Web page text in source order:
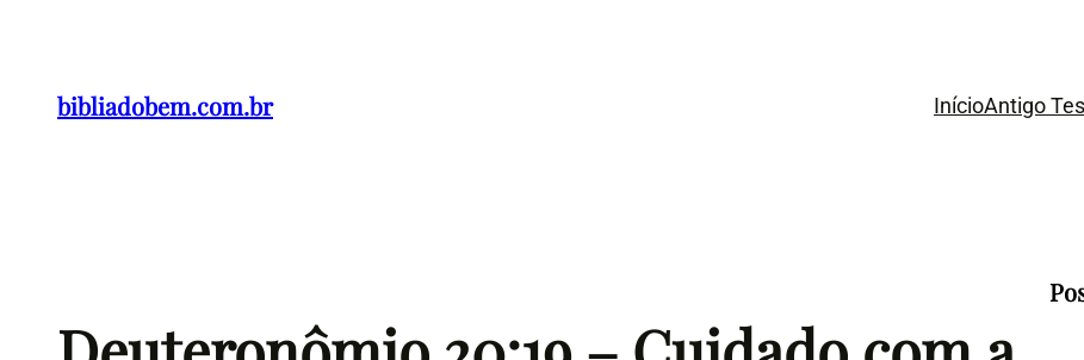
bibliadobem.com.br InícioAntigo